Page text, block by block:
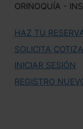
ORINOQUÍA -
HAZ TU
SOLICITA
INICIAR SESIÓN
REGISTRO